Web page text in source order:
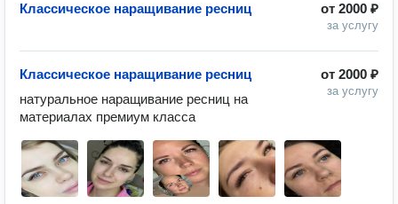
от 2000 ₽
за услугу
Классическое наращивание ресниц
от 2000 ₽
за услугу
Классическое наращивание ресниц
натуральное наращивание ресниц на
материалах премиум класса